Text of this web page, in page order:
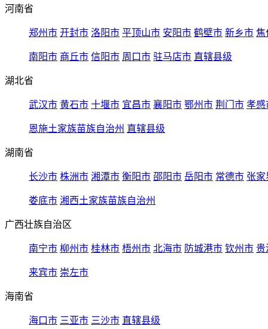
河南省
郑州市 开封市 洛阳市 平顶山市 安阳市 鹤壁市 新乡市 焦
南阳市 商丘市 信阳市 周口市 驻马店市 直辖县级
湖北省
武汉市 黄石市 十堰市 宜昌市 襄阳市 鄂州市 荆门市 孝感
恩施土家族苗族自治州 直辖县级
湖南省
长沙市 株洲市 湘潭市 衡阳市 邵阳市 岳阳市 常德市 张家
娄底市 湘西土家族苗族自治州
广西壮族自治区
南宁市 柳州市 桂林市 梧州市 北海市 防城港市 钦州市 贵
来宾市 崇左市
海南省
海口市 三亚市 三沙市 直辖县级